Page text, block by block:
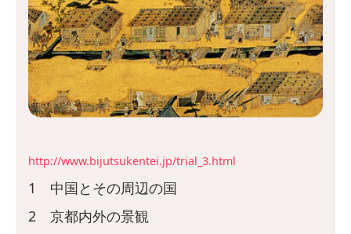
http://www.bijutsukentei.jp/trial_3.html
1 中国とその周辺の国
2 京都内外の景観